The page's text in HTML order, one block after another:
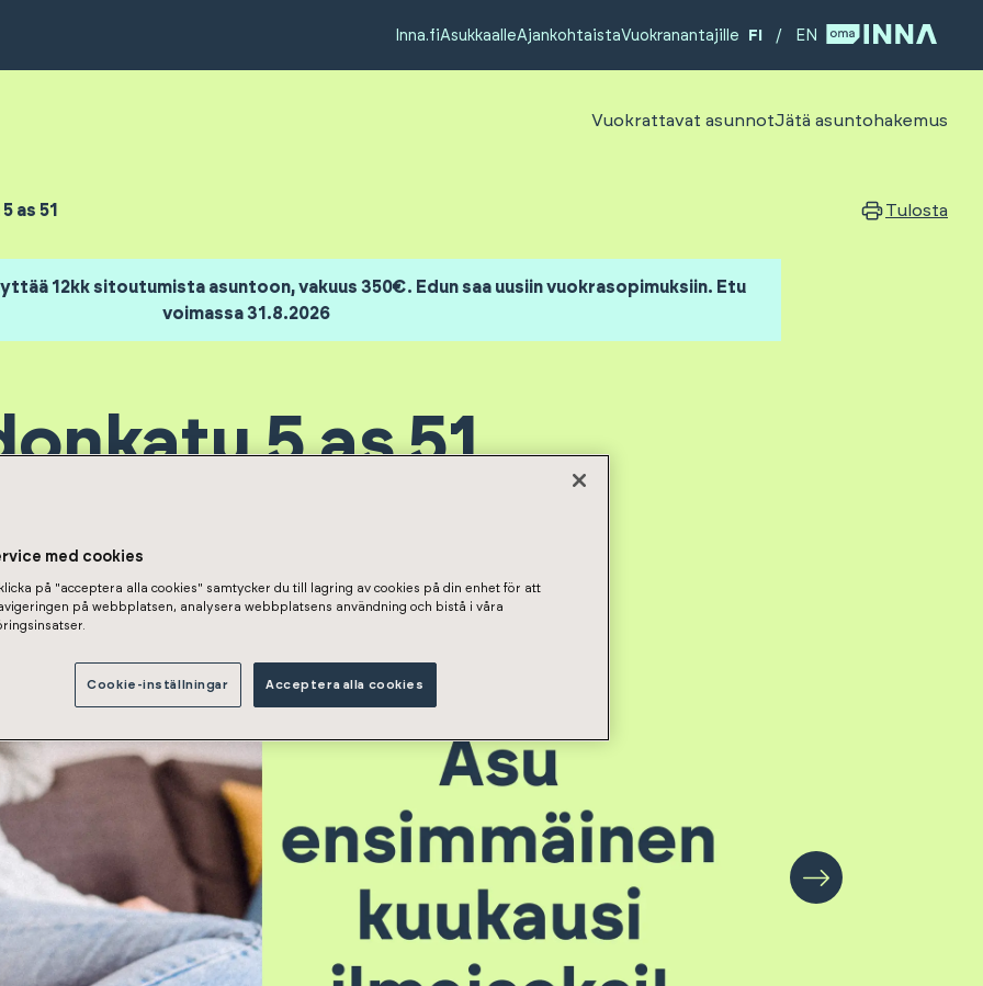
Inna.fiAsukkaalleAjankohtaistaVuokranantajille FI / EN
Vuokrattavat asunnotJätä asuntohakemus
as 51 Tulosta
12kk sitoutumista asuntoon, vakuus 350€. Edun saa uusiin vuokrasopimuksiin. Etu
voimassa 31.8.2026
5 as 51
Oy Turun Herttuatar
med cookies
på "acceptera alla cookies" samtycker du till lagring av cookies på din enhet för att
på webbplatsen, analysera webbplatsens användning och bistå i våra
Cookie-inställningar Acceptera alla cookies